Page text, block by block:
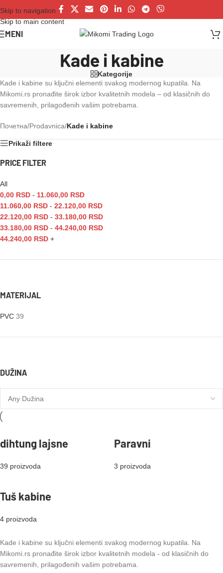
Skip to navigation
Skip to main content
MENI
Kade i kabine
Kategorije
Kade i kabine su ključni elementi svakog modernog kupatila. Na
Mikomi.rs pronađite širok izbor kvalitetnih modela – od klasičnih do
savremenih, prilagođenih vašim potrebama.
Почетна/Prodavnica/Kade i kabine
Prikaži filtere
PRICE FILTER
All
0,00 RSD - 11.060,00 RSD
11.060,00 RSD - 22.120,00 RSD
22.120,00 RSD - 33.180,00 RSD
33.180,00 RSD - 44.240,00 RSD
44.240,00 RSD +
MATERIJAL
PVC 39
DUŽINA
dihtung lajsne
39 proizvoda
Paravni
3 proizvoda
Tuš kabine
4 proizvoda
Kade i kabine su ključni elementi svakog modernog kupatila. Na
Mikomi.rs pronađite širok izbor kvalitetnih modela - od klasičnih do
savremenih, prilagođenih vašim potrebama.